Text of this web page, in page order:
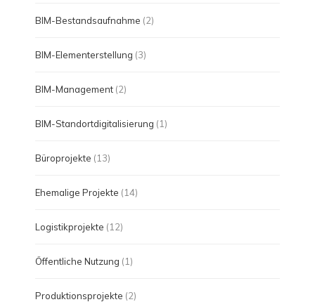
BIM-Bestandsaufnahme (2)
BIM-Elementerstellung (3)
BIM-Management (2)
BIM-Standortdigitalisierung (1)
Büroprojekte (13)
Ehemalige Projekte (14)
Logistikprojekte (12)
Öffentliche Nutzung (1)
Produktionsprojekte (2)